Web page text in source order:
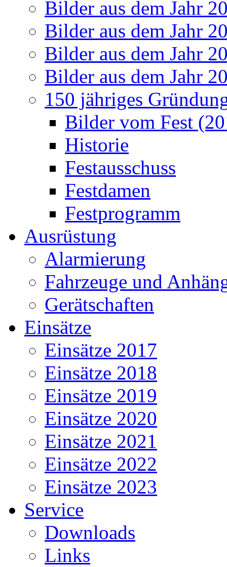
Bilder aus dem Jahr
Bilder aus dem Jahr
Bilder aus dem Jahr
Bilder aus dem Jahr
150 jähriges
Bilder vom Fest
Historie
Festausschuss
Festdamen
Festprogramm
Ausrüstung
Alarmierung
Fahrzeuge und
Gerätschaften
Einsätze
Einsätze 2017
Einsätze 2018
Einsätze 2019
Einsätze 2020
Einsätze 2021
Einsätze 2022
Einsätze 2023
Service
Downloads
Links